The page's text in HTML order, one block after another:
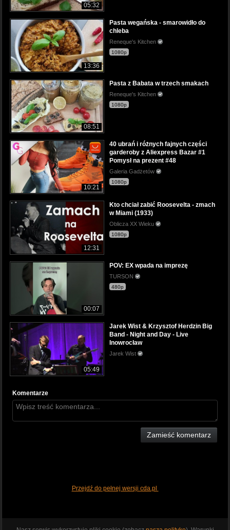
05:32
13:36
Pasta wegańska - smarowidło do
chleba
Reneque's Kitchen
1080p
08:51
Pasta z Babata w trzech smakach
Reneque's Kitchen
1080p
10:21
40 ubrań i różnych fajnych części
garderoby z Aliexpress Bazar #1
Pomysł na prezent #48
Galeria Gadżetów
1080p
12:31
Kto chciał zabić Roosevelta - zmach
w Miami (1933)
Oblicza XX Wieku
1080p
00:07
POV: EX wpada na imprezę
TURSON
480p
05:49
Jarek Wist & Krzysztof Herdzin Big
Band - Night and Day - Live
Inowrocław
Jarek Wist
Komentarze
Zamieść komentarz
Przejdź do pełnej wersji cda.pl